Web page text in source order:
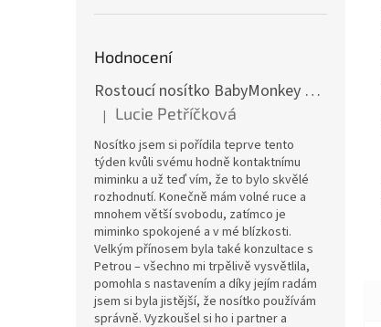
Hodnocení
Rostoucí nosítko BabyMonkey Original Essential - khaki zelené
Hodnocení produktu je 5 z 5 hvězdiček.
| Lucie Petříčková
Nosítko jsem si pořídila teprve tento
týden kvůli svému hodně kontaktnímu
miminku a už teď vím, že to bylo skvělé
rozhodnutí. Konečně mám volné ruce a
mnohem větší svobodu, zatímco je
miminko spokojené a v mé blízkosti.
Velkým přínosem byla také konzultace s
Petrou – všechno mi trpělivě vysvětlila,
pomohla s nastavením a díky jejím radám
jsem si byla jistější, že nosítko používám
správně. Vyzkoušel si ho i partner a